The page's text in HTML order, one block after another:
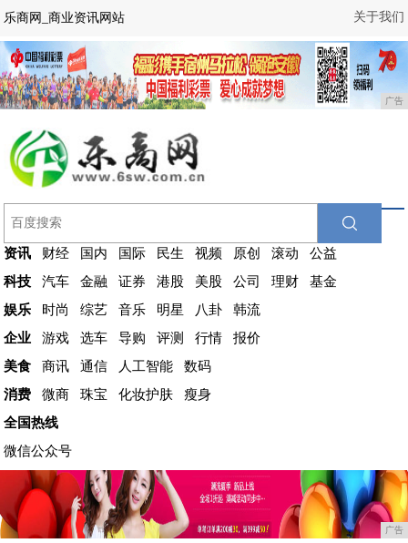
关于我们
乐商网_商业资讯网站
广告
资讯 财经 国内 国际 民生 视频 原创 滚动
公益
科技
汽车 金融 证券 港股 美股 公司 理财
基金
娱乐
时尚 综艺 音乐 明星 八卦
韩流
企业
游戏 选车 导购 评测 行情
报价
美食
商讯 通信 人工智能
数码
消费
微商 珠宝 化妆护肤
瘦身
全国热线
微信公众号
广告